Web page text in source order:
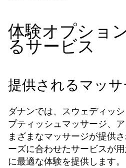
体験オプショ
るサービス
提供されるマッ
ダナンでは、スウェディッ
プティッシュマッサージ、
まざまなマッサージが提供
ーズに合わせたサービスが
に最適な体験を提供します。